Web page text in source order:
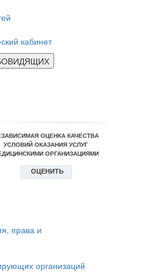
кабинет
права и
организаций